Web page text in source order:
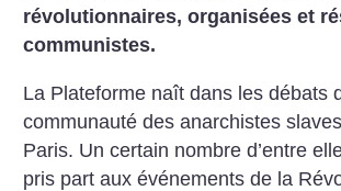
révolutionnaires, organisées et
communistes.
La Plateforme naît dans les débats
communauté des anarchistes
Paris. Un certain nombre d’entre
pris part aux événements de la